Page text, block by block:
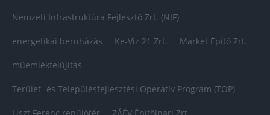
Nemzeti Infrastruktúra Fejlesztő Zrt. (NIF)
energetikai beruházás Ke-Víz 21 Zrt. Market Építő Zrt.
műemlékfelújítás
Terület- és Településfejlesztési Operatív Program (TOP)
Liszt Ferenc repülőtér ZÁÉV Építőipari Zrt.